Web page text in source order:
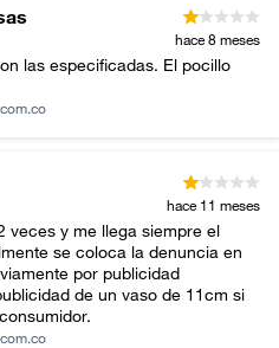
hace 8 meses
las especificadas. El pocillo
hace 11 meses
veces y me llega siempre el
se coloca la denuncia en
por publicidad
de un vaso de 11cm si